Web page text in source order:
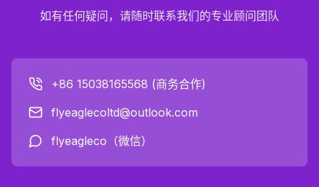
如有任何疑问，请随时联系我们的专业顾问团队
+86 15038165568 (商务合作)
flyeaglecoltd@outlook.com
flyeagleco（微信）